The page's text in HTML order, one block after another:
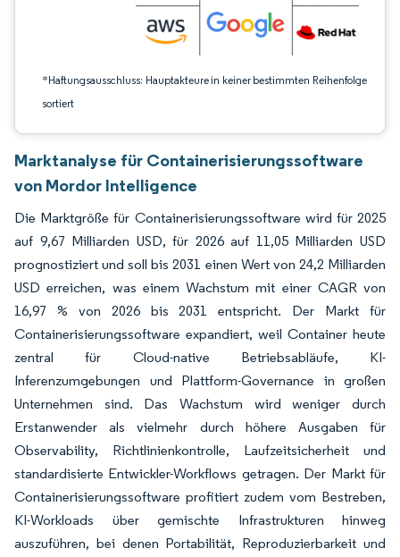
*Haftungsausschluss: Hauptakteure in keiner bestimmten Reihenfolge
sortiert
Marktanalyse für Containerisierungssoftware
von Mordor Intelligence
Die Marktgröße für Containerisierungssoftware wird für 2025
auf 9,67 Milliarden USD, für 2026 auf 11,05 Milliarden USD
prognostiziert und soll bis 2031 einen Wert von 24,2 Milliarden
USD erreichen, was einem Wachstum mit einer CAGR von
16,97 % von 2026 bis 2031 entspricht. Der Markt für
Containerisierungssoftware expandiert, weil Container heute
zentral für Cloud-native Betriebsabläufe, KI-
Inferenzumgebungen und Plattform-Governance in großen
Unternehmen sind. Das Wachstum wird weniger durch
Erstanwender als vielmehr durch höhere Ausgaben für
Observability, Richtlinienkontrolle, Laufzeitsicherheit und
standardisierte Entwickler-Workflows getragen. Der Markt für
Containerisierungssoftware profitiert zudem vom Bestreben,
KI-Workloads über gemischte Infrastrukturen hinweg
auszuführen, bei denen Portabilität, Reproduzierbarkeit und